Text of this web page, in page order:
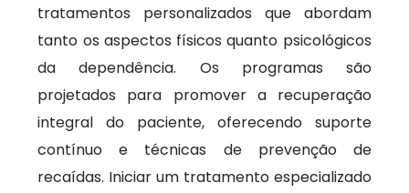
tratamentos personalizados que abordam
tanto os aspectos físicos quanto psicológicos
da dependência. Os programas são
projetados para promover a recuperação
integral do paciente, oferecendo suporte
contínuo e técnicas de prevenção de
recaídas. Iniciar um tratamento especializado